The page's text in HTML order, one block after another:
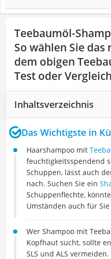
Teebaumöl-
So wählen Sie
dem obigen
Test oder Vergleich
Inhaltsverzeichnis
Das Wichtigste in
Haarshampoo mit
feuchtigkeitsspendend
Schuppen, lässt auch
nach. Suchen Sie ein
Schuppenflechte,
Umständen auch für
Wer Shampoo mit
Kopfhaut sucht, sollte
SLS und ALS